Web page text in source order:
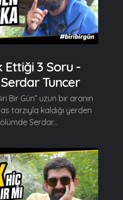
Ettiği 3 Soru -
Tuncer
Bir Gün” uzun bir aranın
tarzıyla kaldığı yerden
Serdar...